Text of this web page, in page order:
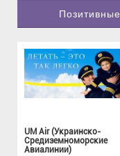
Позитивные
UM Air (Украинско-
Средиземноморские
Авиалинии)